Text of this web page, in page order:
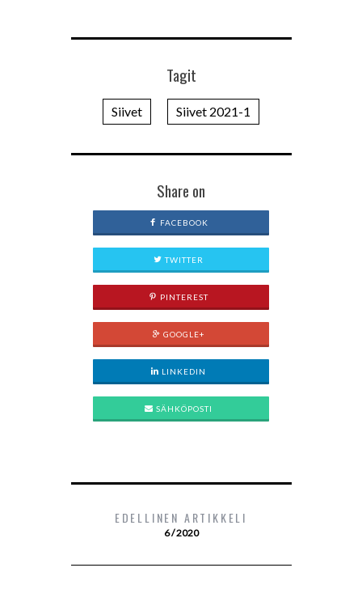
Tagit
Siivet Siivet 2021-1
Share on
FACEBOOK
TWITTER
PINTEREST
GOOGLE+
LINKEDIN
SÄHKÖPOSTI
EDELLINEN ARTIKKELI
6 / 2020